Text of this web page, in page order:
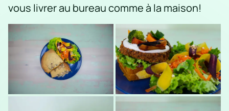
vous livrer au bureau comme à la maison!